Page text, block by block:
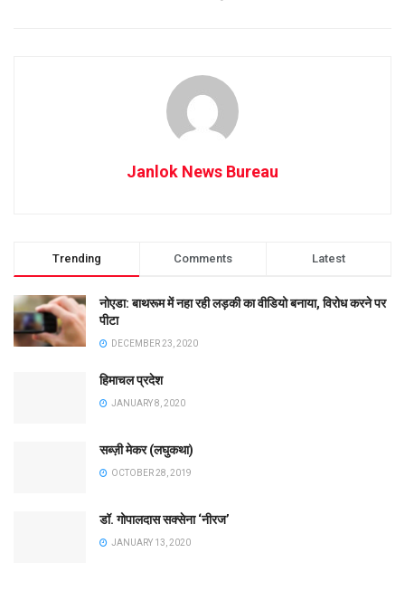
Janlok News Bureau
Trending Comments Latest
नोएडा: बाथरूम में नहा रही लड़की का वीडियो बनाया, विरोध करने पर
पीटा
DECEMBER 23, 2020
हिमाचल प्रदेश
JANUARY 8, 2020
सब्ज़ी मेकर (लघुकथा)
OCTOBER 28, 2019
डॉ. गोपालदास सक्सेना ‘नीरज’
JANUARY 13, 2020